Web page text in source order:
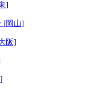
]
[岡山]
阪]